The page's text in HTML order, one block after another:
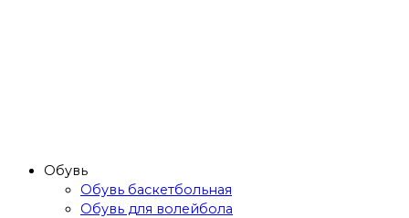
Обувь
Обувь баскетбольная
Обувь для волейбола